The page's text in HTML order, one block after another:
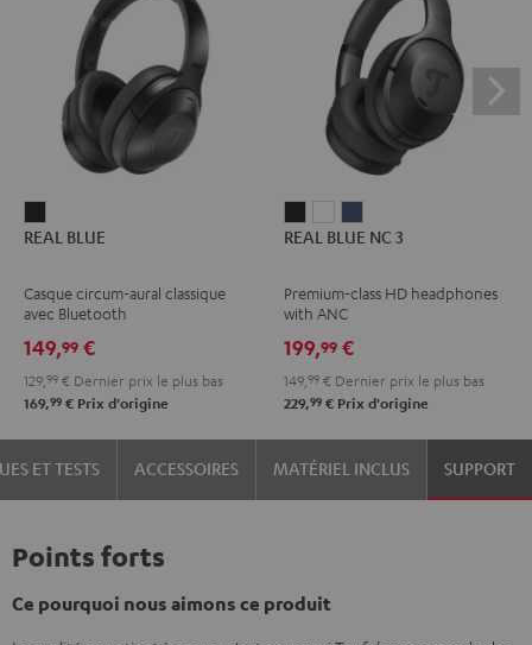
BLUE
Black
REAL BLUE
Casque circum-aural classique
avec Bluetooth
149,99 €
129, 99 € Dernier prix le plus bas
169,99 € Prix d'origine
BLUE
3
Black
BLUE
3
White
BLUE
3
REAL BLUE NC 3
Premium-class HD headphones
with ANC
199,99 €
149, 99 € Dernier prix le plus bas
229,99 € Prix d'origine
ET TESTS ACCESSOIRES MATÉRIEL INCLUS SUPPORT
Points forts
Ce pourquoi nous aimons ce produit